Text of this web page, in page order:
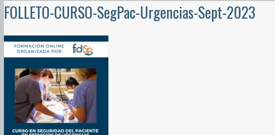
FOLLETO-CURSO-SegPac-Urgencias-Sept-2023